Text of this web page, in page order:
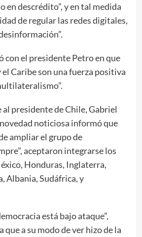
en descrédito”, y en tal medida
de regular las redes digitales,
con el presidente Petro en que
el Caribe son una fuerza positiva
al presidente de Chile, Gabriel
noticiosa informó que
ampliar el grupo de
aceptaron integrarse los
Honduras, Inglaterra,
Albania, Sudáfrica, y
está bajo ataque”,
a su modo de ver hizo de la